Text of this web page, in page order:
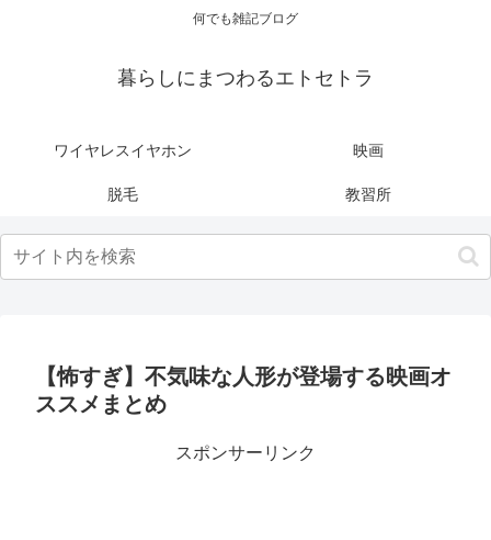
何でも雑記ブログ
暮らしにまつわるエトセトラ
ワイヤレスイヤホン 映画
脱毛 教習所
【怖すぎ】不気味な人形が登場する映画オ
ススメまとめ
スポンサーリンク